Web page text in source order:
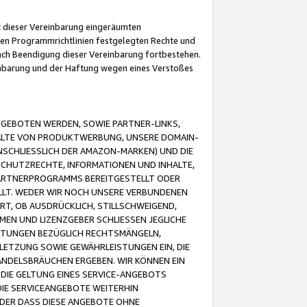
Vereinbarung eingeräumten
Programmrichtlinien festgelegten Rechte und
Beendigung dieser Vereinbarung fortbestehen.
und der Haftung wegen eines Verstoßes
WERDEN, SOWIE PARTNER-LINKS,
VON PRODUKTWERBUNG, UNSERE DOMAIN-
DER AMAZON-MARKEN) UND DIE
INFORMATIONEN UND INHALTE,
BEREITGESTELLT ODER
WEDER WIR NOCH UNSERE VERBUNDENEN
OB AUSDRÜCKLICH, STILLSCHWEIGEND,
UND LIZENZGEBER SCHLIESSEN JEGLICHE
BEZÜGLICH RECHTSMÄNGELN,
SOWIE GEWÄHRLEISTUNGEN EIN, DIE
ERGEBEN. WIR KÖNNEN EIN
GELTUNG EINES SERVICE-ANGEBOTS
SERVICEANGEBOTE WEITERHIN
DASS DIESE ANGEBOTE OHNE